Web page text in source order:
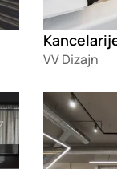
VV Dizajn
Loading